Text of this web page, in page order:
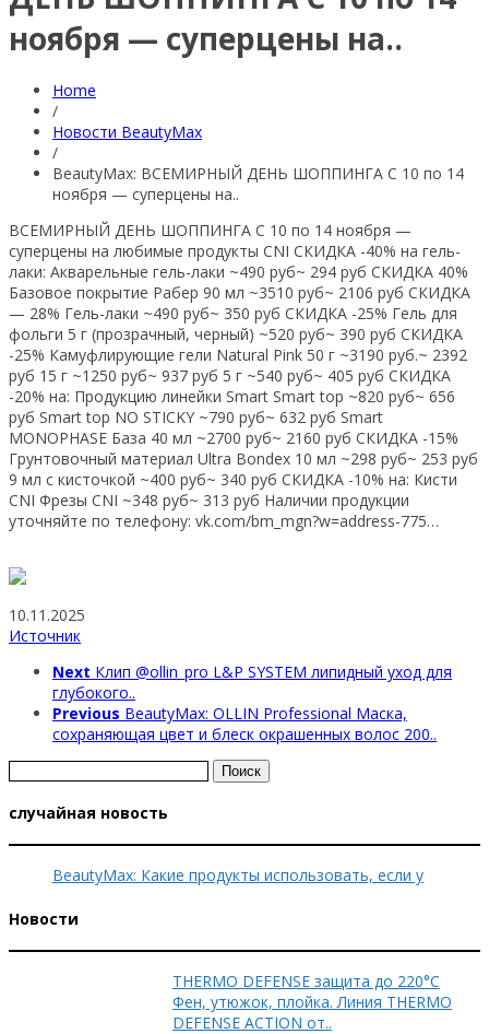
ноября — суперцены на..
Home
/
Новости BeautyMax
/
BeautyMax: ВСЕМИРНЫЙ ДЕНЬ ШОППИНГА С 10 по 14
ноября — суперцены на..
ВСЕМИРНЫЙ ДЕНЬ ШОППИНГА С 10 по 14 ноября —
суперцены на любимые продукты CNI СКИДКА -40% на гель-
лаки: Акварельные гель-лаки ~490 руб~ 294 руб СКИДКА 40%
Базовое покрытие Рабер 90 мл ~3510 руб~ 2106 руб СКИДКА
— 28% Гель-лаки ~490 руб~ 350 руб СКИДКА -25% Гель для
фольги 5 г (прозрачный, черный) ~520 руб~ 390 руб СКИДКА
-25% Камуфлирующие гели Natural Pink 50 г ~3190 руб.~ 2392
руб 15 г ~1250 руб~ 937 руб 5 г ~540 руб~ 405 руб СКИДКА
-20% на: Продукцию линейки Smart Smart top ~820 руб~ 656
руб Smart top NO STICKY ~790 руб~ 632 руб Smart
MONOPHASE База 40 мл ~2700 руб~ 2160 руб СКИДКА -15%
Грунтовочный материал Ultra Bondex 10 мл ~298 руб~ 253 руб
9 мл с кисточкой ~400 руб~ 340 руб СКИДКА -10% на: Кисти
CNI Фрезы CNI ~348 руб~ 313 руб Наличии продукции
уточняйте по телефону: vk.com/bm_mgn?w=address-775…
10.11.2025
Источник
Next Клип @ollin_pro L&P SYSTEM липидный уход для
глубокого..
Previous BeautyMax: OLLIN Professional Маска,
сохраняющая цвет и блеск окрашенных волос 200..
Найти:
случайная новость
BeautyMax: Какие продукты использовать, если у
Новости
THERMO DEFENSE защита до 220°C
Фен, утюжок, плойка. Линия THERMO
DEFENSE ACTION от..